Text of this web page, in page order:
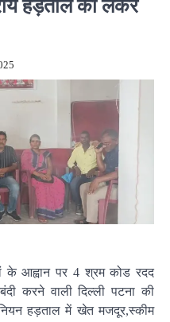
के आह्वान पर 4 श्रम कोड रदद
करने वाली दिल्ली पटना की
हड़ताल में खेत मजदूर,स्कीम